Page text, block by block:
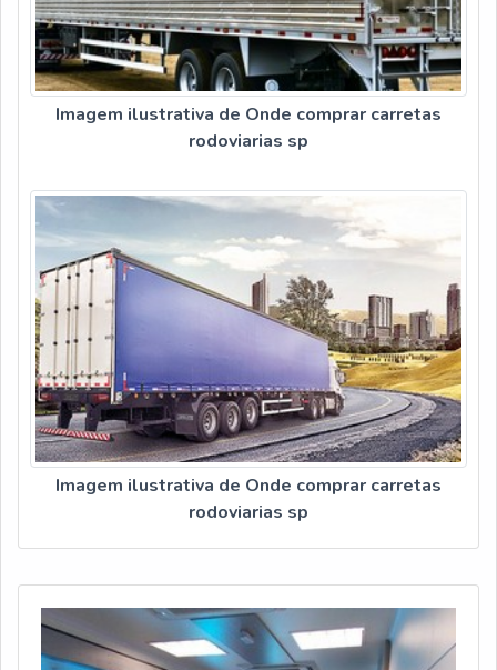
Imagem ilustrativa de Onde comprar carretas
rodoviarias sp
Imagem ilustrativa de Onde comprar carretas
rodoviarias sp